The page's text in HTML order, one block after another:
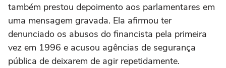
também prestou depoimento aos parlamentares em
uma mensagem gravada. Ela afirmou ter
denunciado os abusos do financista pela primeira
vez em 1996 e acusou agências de segurança
pública de deixarem de agir repetidamente.